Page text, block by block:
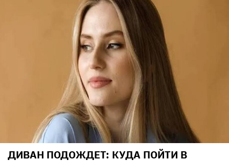
ДИВАН ПОДОЖДЕТ: КУДА ПОЙТИ В